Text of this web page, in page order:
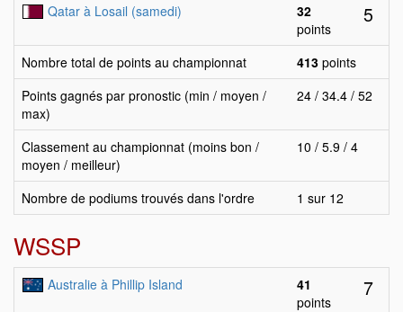
Qatar à Losail (samedi)
32
points
5
Nombre total de points au championnat 413 points
Points gagnés par pronostic (min / moyen /
max)
24 / 34.4 / 52
Classement au championnat (moins bon /
moyen / meilleur)
10 / 5.9 / 4
Nombre de podiums trouvés dans l'ordre 1 sur 12
WSSP
Australie à Phillip Island
41
points
7